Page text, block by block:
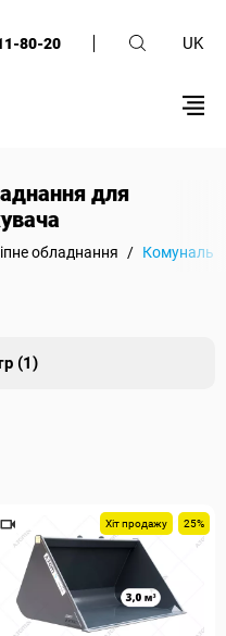
80-20 UK
для
обладнання /
(1)
Хіт продажу 25%